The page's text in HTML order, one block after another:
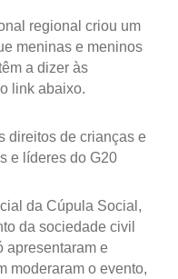
regional criou um
meninas e meninos
a dizer às
link abaixo.
direitos de crianças e
e líderes do G20
da Cúpula Social,
da sociedade civil
apresentaram e
moderaram o evento,